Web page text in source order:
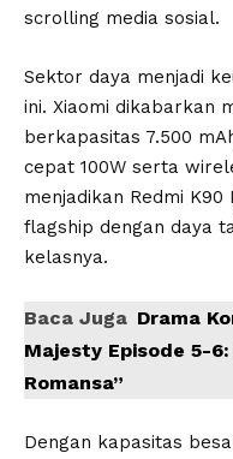
scrolling media sosial.
Sektor daya menjadi
ini. Xiaomi dikabarkan
berkapasitas 7.500
cepat 100W serta
menjadikan Redmi
flagship dengan daya
kelasnya.
Baca Juga Drama
Majesty Episode 5-
Romansa”
Dengan kapasitas